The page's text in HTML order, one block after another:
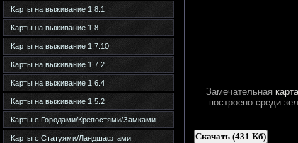
Карты на выживание 1.8.1
Карты на выживание 1.8
Карты на выживание 1.7.10
Карты на выживание 1.7.2
Карты на выживание 1.6.4
Карты на выживание 1.5.2
Карты с Городами/Крепостями/Замками
Карты с Статуями/Ландшафтами
Замечательная
построено среди
Скачать (431 Кб)